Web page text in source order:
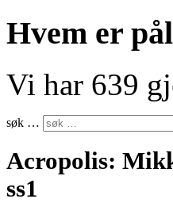
Hvem er
Vi har 639
søk …
Acropolis:
ss1